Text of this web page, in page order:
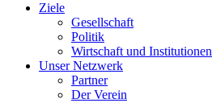
Ziele
Gesellschaft
Politik
Wirtschaft und Institutionen
Unser Netzwerk
Partner
Der Verein